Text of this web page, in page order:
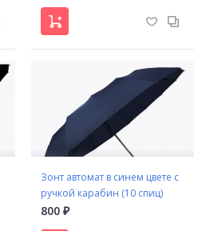
Зонт автомат в синем цвете с
ручкой карабин (10 спиц)
800 ₽